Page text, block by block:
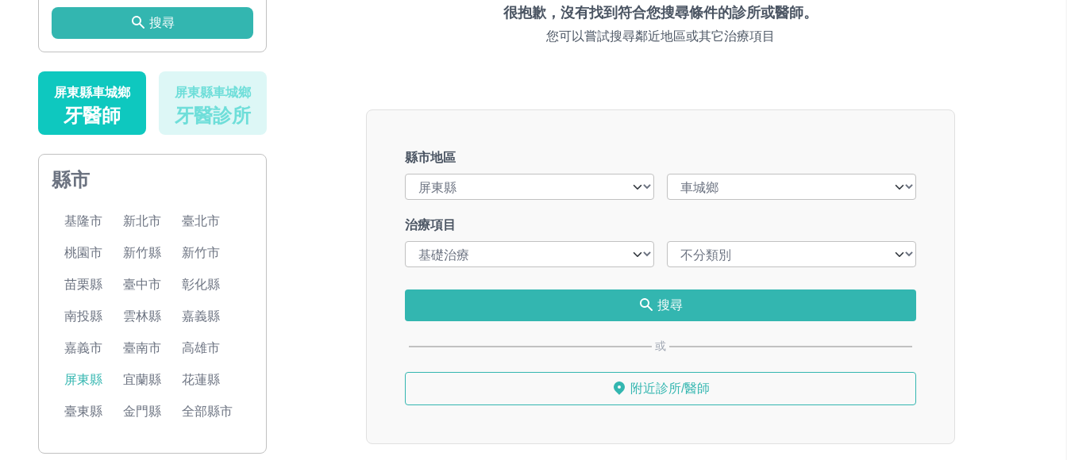
搜尋
屏東縣車城鄉
牙醫師
屏東縣車城鄉
牙醫診所
縣市
基隆市 新北市 臺北市
桃園市 新竹縣 新竹市
苗栗縣 臺中市 彰化縣
南投縣 雲林縣 嘉義縣
嘉義市 臺南市 高雄市
屏東縣 宜蘭縣 花蓮縣
臺東縣 金門縣 全部縣市
很抱歉，沒有找到符合您搜尋條件的診所或醫師。
您可以嘗試搜尋鄰近地區或其它治療項目
縣市地區
治療項目
搜尋
或
附近診所/醫師